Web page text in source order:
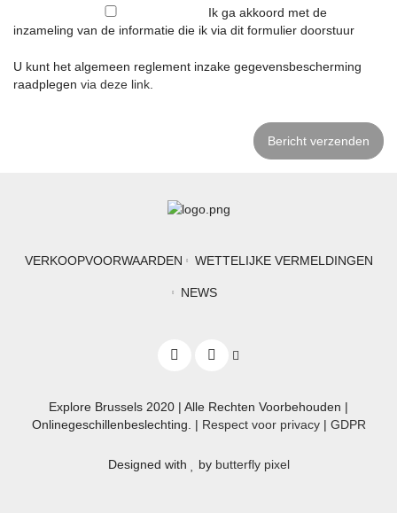
Ik ga akkoord met de
inzameling van de informatie die ik via dit formulier doorstuur
U kunt het algemeen reglement inzake gegevensbescherming
raadplegen via deze link
Bericht verzenden
VERKOOPVOORWAARDEN WETTELIJKE VERMELDINGEN
NEWS
Explore Brussels 2020 | Alle Rechten Voorbehouden |
Onlinegeschillenbeslechting. | Respect voor privacy| GDPR
Designed with by butterfly pixel